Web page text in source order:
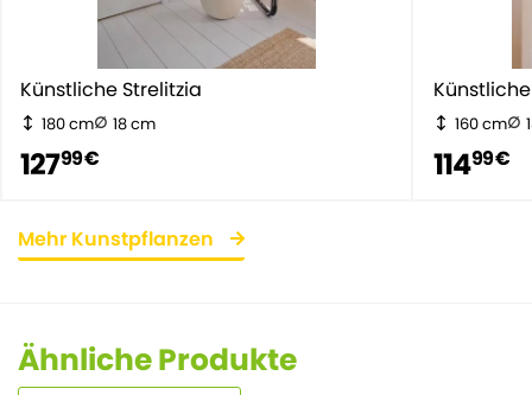
Künstliche Strelitzia
180 cm 18 cm
12799 €
160 cm
11499 €
Mehr Kunstpflanzen
Ähnliche Produkte